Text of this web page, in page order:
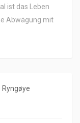
ist das Leben
Abwägung mit